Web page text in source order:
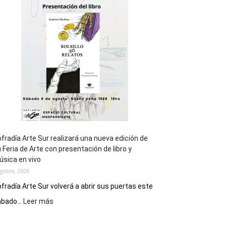
general
de
los
Juegos
Epade
2027
Arte Sur realizará una nueva edición de
Feria de Arte con presentación de libro y
en vivo
2026
Arte Sur volverá a abrir sus puertas este
Leer más